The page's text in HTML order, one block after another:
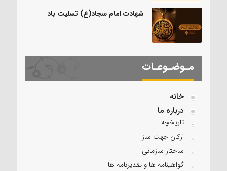
شهادت امام سجاد(ع) تسلیت باد
مـوضـوعـات
خانه
درباره ما
تاریخچه
ارکان جهت ساز
ساختار سازمانی
گواهینامه ها و تقدیرنامه ها